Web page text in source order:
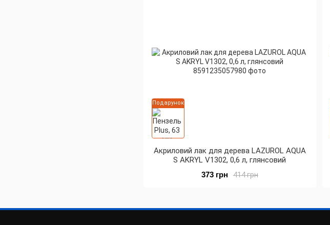
Подарунок
Акриловий лак для дерева LAZUROL AQUA
S AKRYL V1302, 0,6 л, глянсовий
414 грн
373 грн